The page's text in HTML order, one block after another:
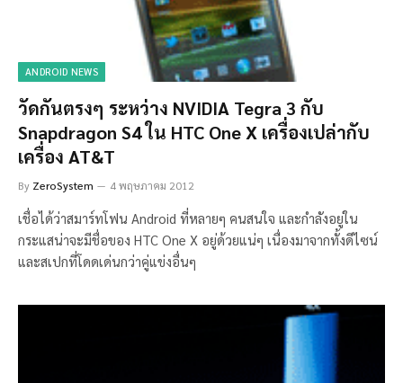
ANDROID NEWS
วัดกันตรงๆ ระหว่าง NVIDIA Tegra 3 กับ
Snapdragon S4 ใน HTC One X เครื่องเปล่ากับ
เครื่อง AT&T
By ZeroSystem 4 พฤษภาคม 2012
เชื่อได้ว่าสมาร์ทโฟน Android ที่หลายๆ คนสนใจ และกำลังอยู่ใน
กระแสน่าจะมีชื่อของ HTC One X อยู่ด้วยแน่ๆ เนื่องมาจากทั้งดีไซน์
และสเปกที่โดดเด่นกว่าคู่แข่งอื่นๆ